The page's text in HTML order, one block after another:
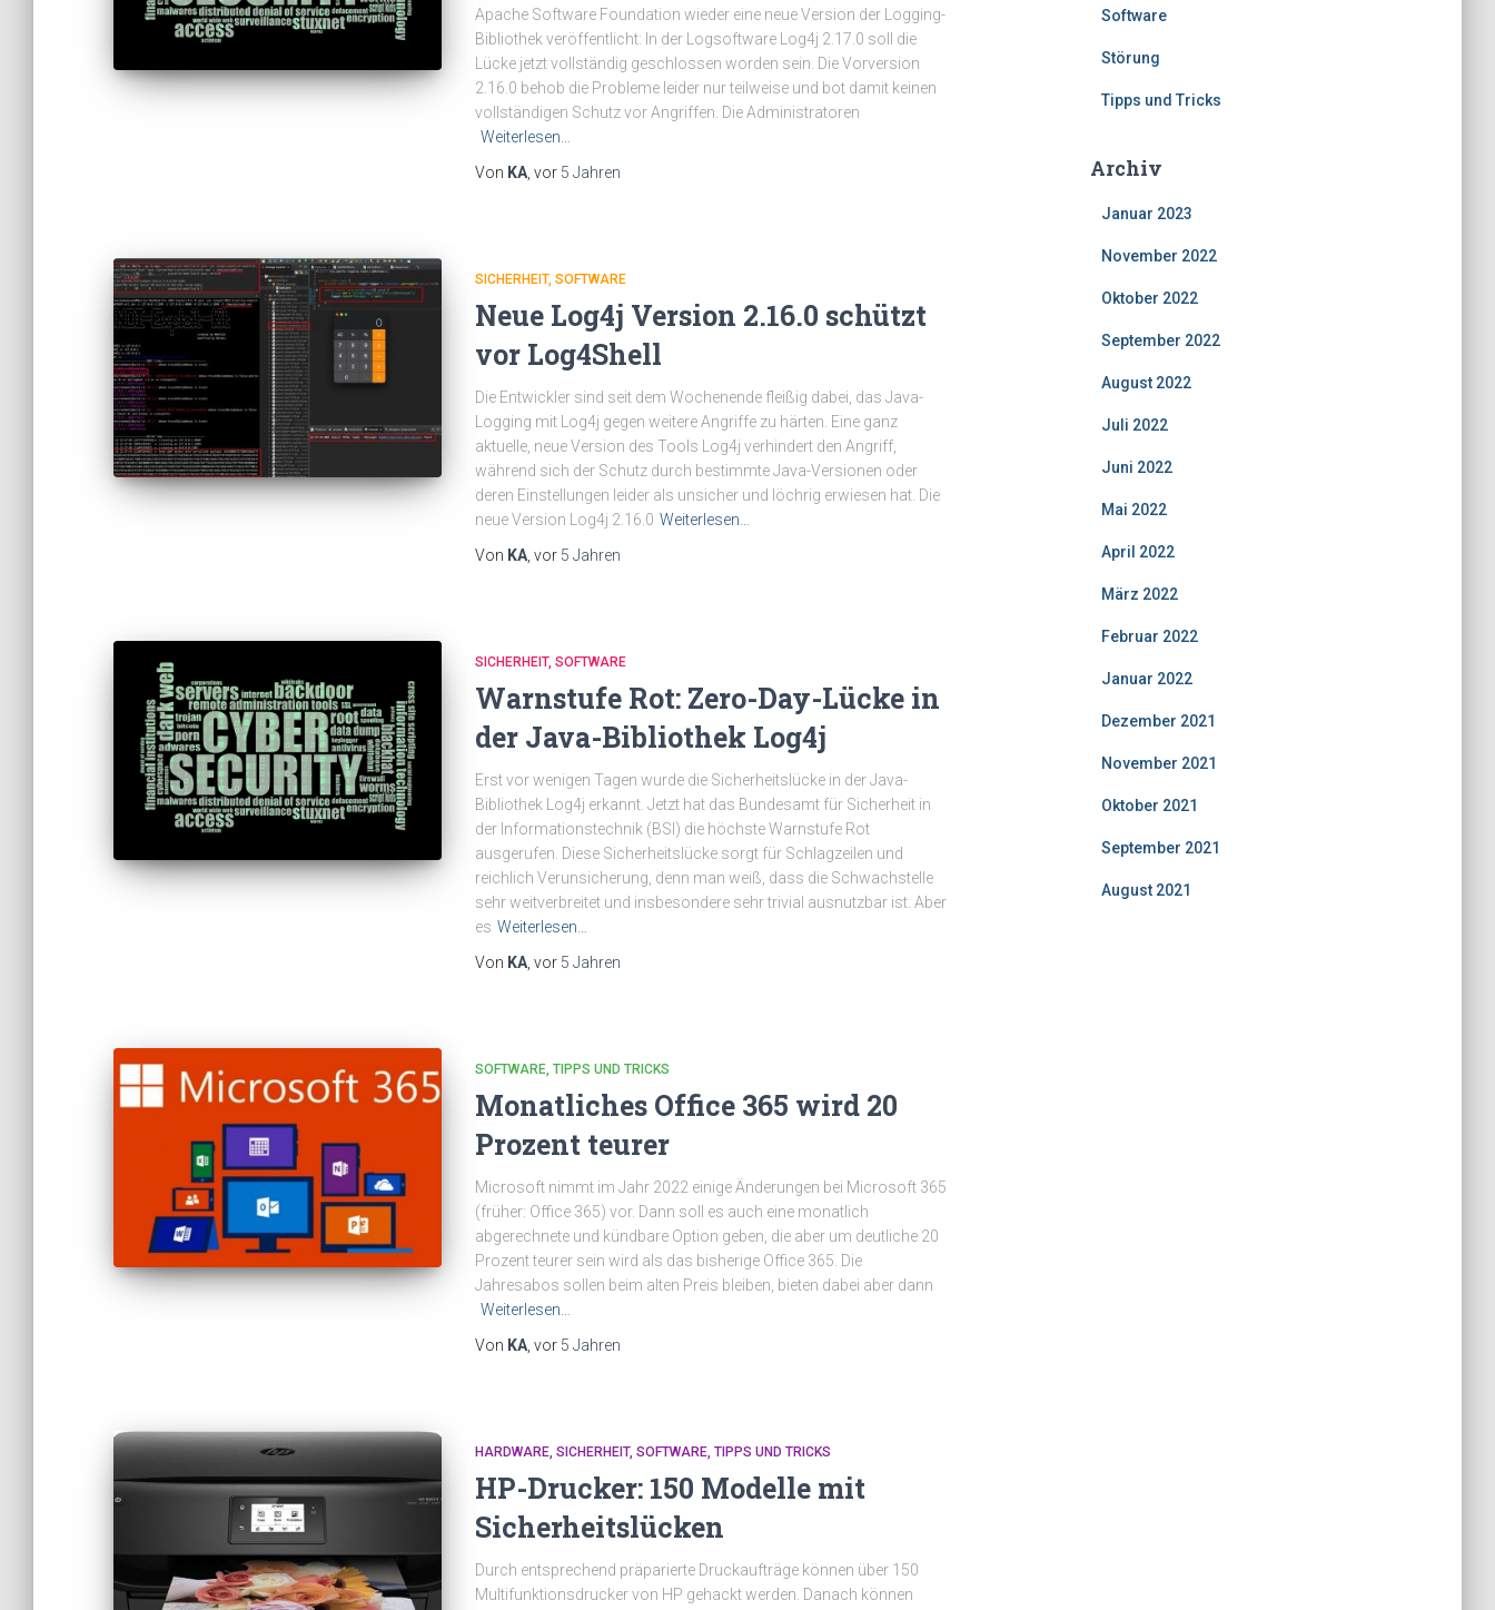
Apache Software Foundation wieder eine neue Version der Logging-
Bibliothek veröffentlicht: In der Logsoftware Log4j 2.17.0 soll die
Lücke jetzt vollständig geschlossen worden sein. Die Vorversion
2.16.0 behob die Probleme leider nur teilweise und bot damit keinen
vollständigen Schutz vor Angriffen. Die Administratoren
Weiterlesen…
Von KA , vor 5 Jahren
SICHERHEIT SOFTWARE
Neue Log4j Version 2.16.0 schützt
vor Log4Shell
Die Entwickler sind seit dem Wochenende fleißig dabei, das Java-
Logging mit Log4j gegen weitere Angriffe zu härten. Eine ganz
aktuelle, neue Version des Tools Log4j verhindert den Angriff,
während sich der Schutz durch bestimmte Java-Versionen oder
deren Einstellungen leider als unsicher und löchrig erwiesen hat. Die
neue Version Log4j 2.16.0 Weiterlesen…
Von KA , vor 5 Jahren
SICHERHEIT SOFTWARE
Warnstufe Rot: Zero-Day-Lücke in
der Java-Bibliothek Log4j
Erst vor wenigen Tagen wurde die Sicherheitslücke in der Java-
Bibliothek Log4j erkannt. Jetzt hat das Bundesamt für Sicherheit in
der Informationstechnik (BSI) die höchste Warnstufe Rot
ausgerufen. Diese Sicherheitslücke sorgt für Schlagzeilen und
reichlich Verunsicherung, denn man weiß, dass die Schwachstelle
sehr weitverbreitet und insbesondere sehr trivial ausnutzbar ist. Aber
es Weiterlesen…
Von KA , vor 5 Jahren
SOFTWARE TIPPS UND TRICKS
Monatliches Office 365 wird 20
Prozent teurer
Microsoft nimmt im Jahr 2022 einige Änderungen bei Microsoft 365
(früher: Office 365) vor. Dann soll es auch eine monatlich
abgerechnete und kündbare Option geben, die aber um deutliche 20
Prozent teurer sein wird als das bisherige Office 365. Die
Jahresabos sollen beim alten Preis bleiben, bieten dabei aber dann
Weiterlesen…
Von KA , vor 5 Jahren
HARDWARE SICHERHEIT SOFTWARE TIPPS UND TRICKS
HP-Drucker: 150 Modelle mit
Sicherheitslücken
Durch entsprechend präparierte Druckaufträge können über 150
Multifunktionsdrucker von HP gehackt werden. Danach können
Software
Störung
Tipps und Tricks
Archiv
Januar 2023
November 2022
Oktober 2022
September 2022
August 2022
Juli 2022
Juni 2022
Mai 2022
April 2022
März 2022
Februar 2022
Januar 2022
Dezember 2021
November 2021
Oktober 2021
September 2021
August 2021